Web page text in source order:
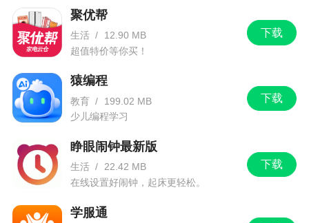
下载
聚优帮
生活 /
12.90 MB
超值特价等你买！
下载
猿编程
教育 /
199.02 MB
少儿编程学习
下载
睁眼闹钟最新版
生活 /
22.42 MB
在线设置好闹钟，起床更轻松。
学服通